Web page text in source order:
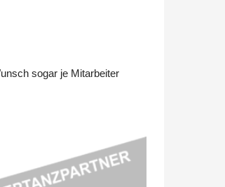
sogar je Mitarbeiter